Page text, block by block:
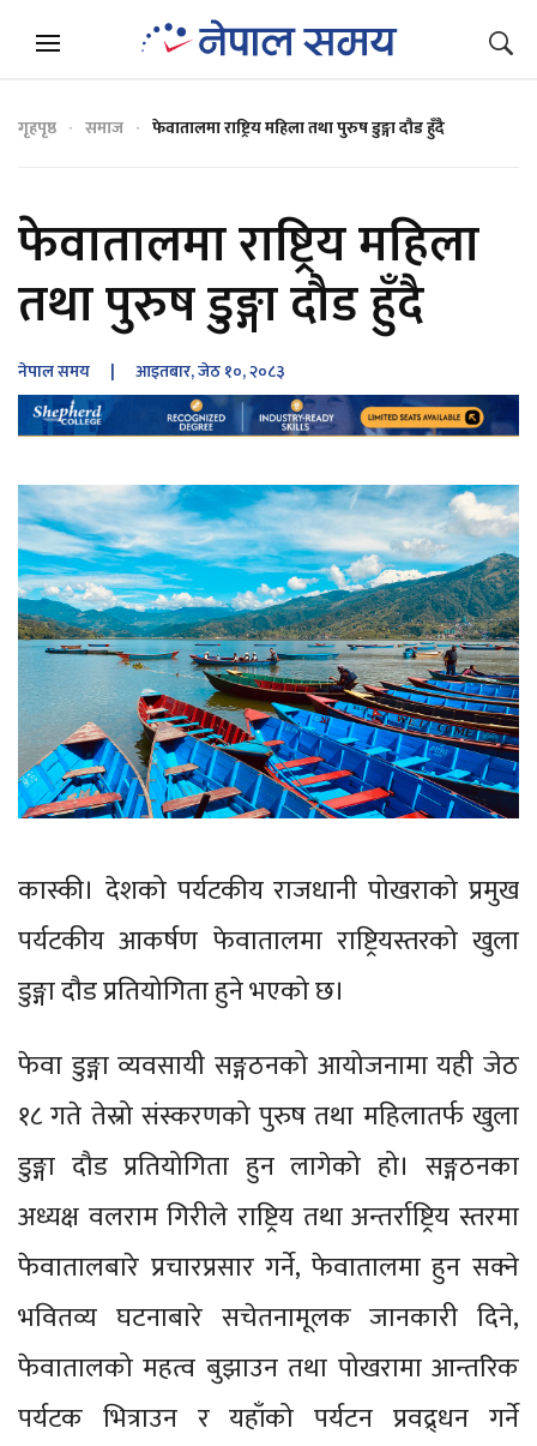
गृहपृष्ठ समाज फेवातालमा राष्ट्रिय महिला तथा पुरुष डुङ्गा दौड हुँदै
फेवातालमा राष्ट्रिय महिला
तथा पुरुष डुङ्गा दौड हुँदै
नेपाल समय | आइतबार, जेठ १०, २०८३
कास्की। देशको पर्यटकीय राजधानी पोखराको प्रमुख
पर्यटकीय आकर्षण फेवातालमा राष्ट्रियस्तरको खुला
डुङ्गा दौड प्रतियोगिता हुने भएको छ।
फेवा डुङ्गा व्यवसायी सङ्गठनको आयोजनामा यही जेठ
१८ गते तेस्रो संस्करणको पुरुष तथा महिलातर्फ खुला
डुङ्गा दौड प्रतियोगिता हुन लागेको हो। सङ्गठनका
अध्यक्ष वलराम गिरीले राष्ट्रिय तथा अन्तर्राष्ट्रिय स्तरमा
फेवातालबारे प्रचारप्रसार गर्ने, फेवातालमा हुन सक्ने
भवितव्य घटनाबारे सचेतनामूलक जानकारी दिने,
फेवातालको महत्व बुझाउन तथा पोखरामा आन्तरिक
पर्यटक भित्राउन र यहाँको पर्यटन प्रवद्र्धन गर्ने